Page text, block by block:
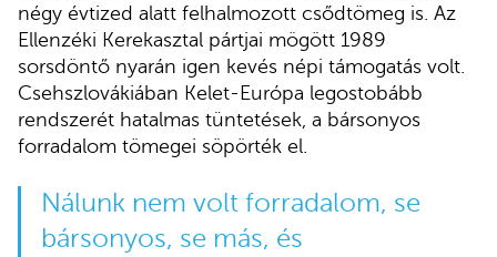
négy évtized alatt felhalmozott csődtömeg is. Az
Ellenzéki Kerekasztal pártjai mögött 1989
sorsdöntő nyarán igen kevés népi támogatás volt.
Csehszlovákiában Kelet-Európa legostobább
rendszerét hatalmas tüntetések, a bársonyos
forradalom tömegei söpörték el.
Nálunk nem volt forradalom, se
bársonyos, se más, és